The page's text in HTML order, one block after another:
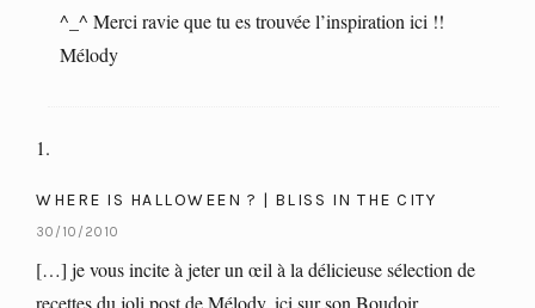
^_^ Merci ravie que tu es trouvée l’inspiration ici !!
Mélody
WHERE IS HALLOWEEN ? | BLISS IN THE CITY
30/10/2010
[…] je vous incite à jeter un œil à la délicieuse sélection de
recettes du joli post de Mélody, ici sur son Boudoir